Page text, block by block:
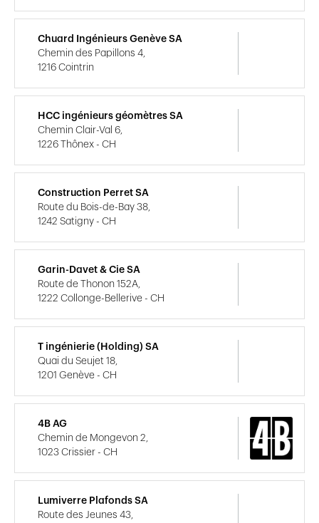
Chuard Ingénieurs Genève SA
Chemin des Papillons 4,
1216 Cointrin
HCC ingénieurs géomètres SA
Chemin Clair-Val 6,
1226 Thônex - CH
Construction Perret SA
Route du Bois-de-Bay 38,
1242 Satigny - CH
Garin-Davet & Cie SA
Route de Thonon 152A,
1222 Collonge-Bellerive - CH
T ingénierie (Holding) SA
Quai du Seujet 18,
1201 Genève - CH
4B AG
Chemin de Mongevon 2,
1023 Crissier - CH
Lumiverre Plafonds SA
Route des Jeunes 43,